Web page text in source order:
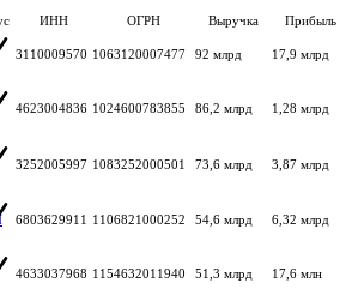
ИНН ОГРН Выручка Прибыль
3110009570 1063120007477 92 млрд 17,9 млрд
4623004836 1024600783855 86,2 млрд 1,28 млрд
3252005997 1083252000501 73,6 млрд 3,87 млрд
6803629911 1106821000252 54,6 млрд 6,32 млрд
4633037968 1154632011940 51,3 млрд 17,6 млн